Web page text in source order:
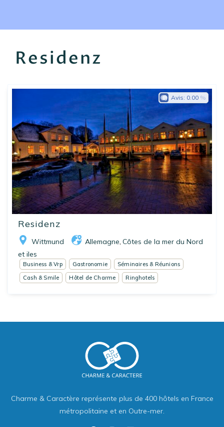
Residenz
Residenz
Wittmund Allemagne Côtes de la mer du Nord
et iles
Avis: 0.00
Business & Vrp Gastronomie
Séminaires & Réunions
Cash & Smile
Hôtel de Charme Ringhotels
Charme & Caractère représente plus de 400 hôtels en France
métropolitaine et en Outre-mer.